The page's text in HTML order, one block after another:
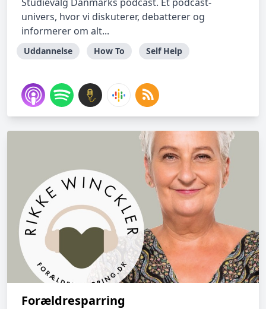
univers, hvor vi diskuterer, debatterer og
informerer om alt...
Uddannelse How To Self Help
Forældresparring